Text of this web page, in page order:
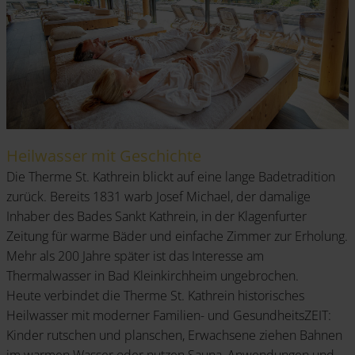
Triggerpunkttherapie, Lymphdrainage,
Bindegewebsmassage, Unterwassermassage,
Fangopackung, Kohlensäurebad und
Ernährungsberatung
Heilwasser mit Geschichte
Die Therme St. Kathrein blickt auf eine lange Badetradition
zurück. Bereits 1831 warb Josef Michael, der damalige
Inhaber des Bades Sankt Kathrein, in der Klagenfurter
Zeitung für warme Bäder und einfache Zimmer zur Erholung.
Mehr als 200 Jahre später ist das Interesse am
Thermalwasser in Bad Kleinkirchheim ungebrochen.
Heute verbindet die Therme St. Kathrein historisches
Heilwasser mit moderner Familien- und GesundheitsZEIT:
Kinder rutschen und planschen, Erwachsene ziehen Bahnen